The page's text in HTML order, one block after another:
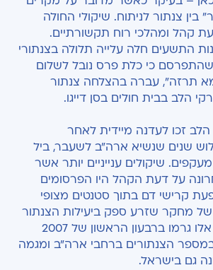
בין צנתור לניתוח. שיקולי החולה
קהל ומהלכי רוח תקשורתיים.
התשעים חלה עלייה תלולה בצנתורי
כי כלת פרס נובל לשלום
תרזה", עברה בהצלחה צנתור
הלב בבית חולים בסן דייגו.
זכו לעדנה מיידית לאחר
שנים שנשיא ארה"ב לשעבר, ביל
שיקולים ענייניים יותר אשר
על דעת הקהל היו הפרסומים
קרישי דם בתוך סטנטים מצופי
של מחקר שזרע ספק ביעילות הצנתור
לאורך זמן. נושאים אלו גרמו ברבעון הראשון של 2007
של כ-12% במספר הצנתורים ברחבי ארה"ב ומגמה
גם בישראל.